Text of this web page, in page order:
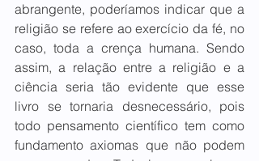
abrangente, poderíamos indicar que a
religião se refere ao exercício da fé, no
caso, toda a crença humana. Sendo
assim, a relação entre a religião e a
ciência seria tão evidente que esse
livro se tornaria desnecessário, pois
todo pensamento científico tem como
fundamento axiomas que não podem